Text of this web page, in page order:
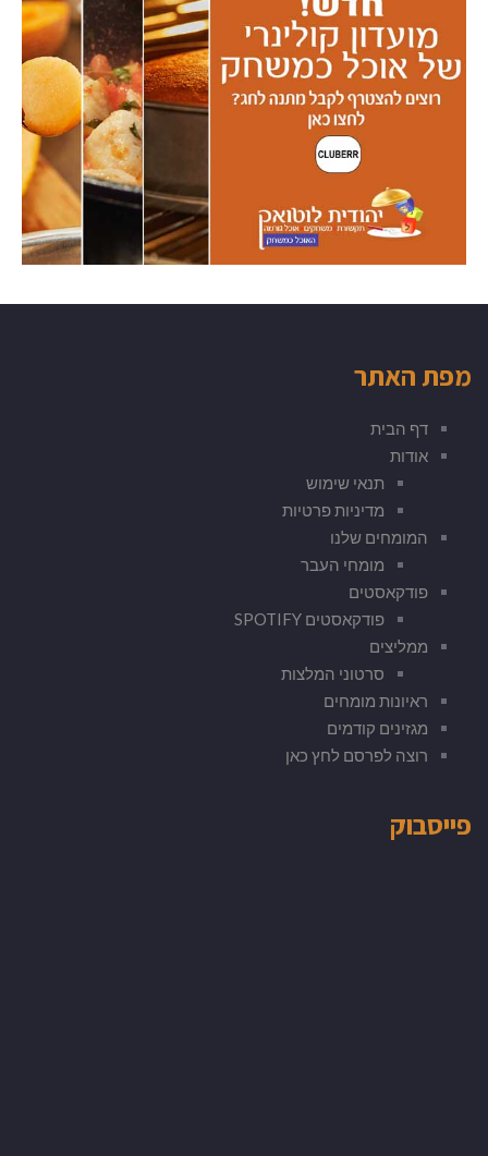
מפת האתר
דף הבית
אודות
תנאי שימוש
מדיניות פרטיות
המומחים שלנו
מומחי העבר
פודקאסטים
פודקאסטים SPOTIFY
ממליצים
סרטוני המלצות
ראיונות מומחים
מגזינים קודמים
רוצה לפרסם לחץ כאן
פייסבוק